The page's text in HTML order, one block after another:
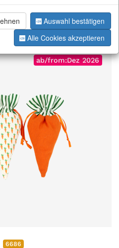
18 Artikel
ab/from:Dez 2026
6686
Auswahl bestätigen
Alle Cookies akzeptieren